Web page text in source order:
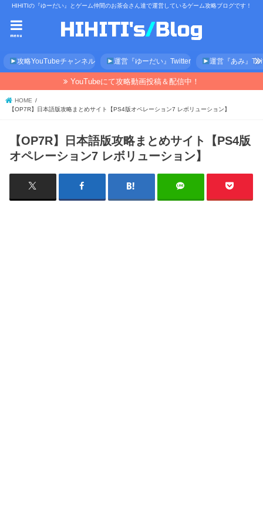
HIHITIの『ゆーだい』とゲーム仲間のお茶会さん達で運営しているゲーム攻略ブログです！
menu
攻略YouTubeチャンネル 運営『ゆーだい』Twitter 運営『あみ』
YouTubeにて攻略動画投稿＆配信中！
HOME
【OP7R】日本語版攻略まとめサイト【PS4版オペレーション7 レボリューション】
【OP7R】日本語版攻略まとめサイト【PS4版
オペレーション7 レボリューション】